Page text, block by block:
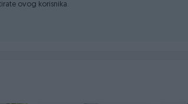
ovog korisnika.